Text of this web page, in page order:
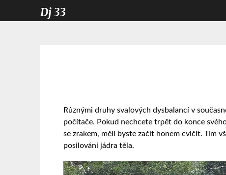
Dj 33
Různými druhy svalových dysbalancí v
počítače. Pokud nechcete trpět do konce
se zrakem, měli byste začít honem cvičit. Tím
posilování jádra těla.